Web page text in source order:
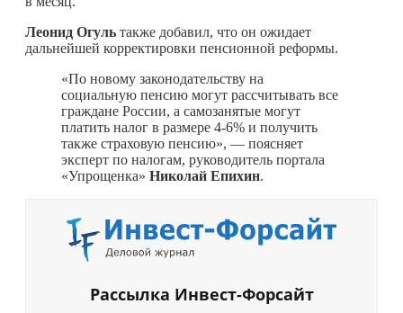
Леонид Огуль также добавил, что он ожидает
дальнейшей корректировки пенсионной реформы.
«По новому законодательству на
социальную пенсию могут рассчитывать все
граждане России, а самозанятые могут
платить налог в размере 4-6% и получить
также страховую пенсию», — поясняет
эксперт по налогам, руководитель портала
«Упрощенка» Николай Епихин.
Рассылка Инвест-Форсайт